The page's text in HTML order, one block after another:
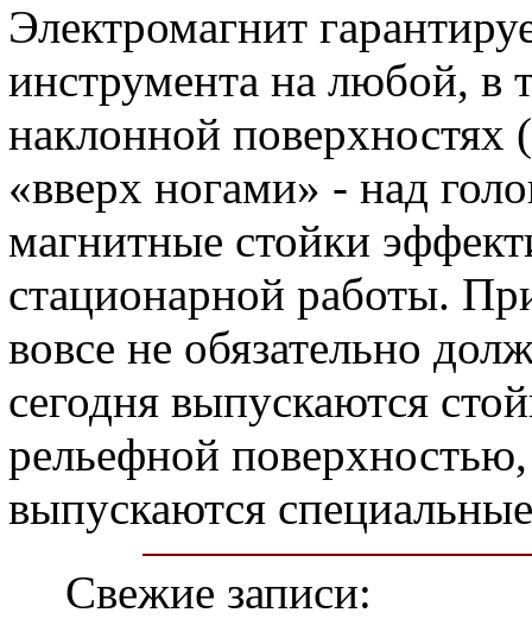
Электромагнит
инструмента на любой, в
наклонной поверхностях
«вверх ногами» - над
магнитные стойки
стационарной работы.
вовсе не обязательно
сегодня выпускаются
рельефной
выпускаются
Свежие записи: